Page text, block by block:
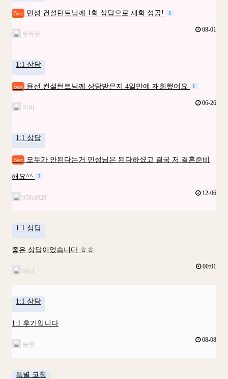
Best 민성 컨설턴트님께 1회 상담으로 재회 성공! 1
뜌뜌뜌
08-01
1:1 상담
Best 윤선 컨설턴트님께 상담받은지 4일만에 재회했어요 1
리하
06-26
1:1 상담
Best 모두가 안된다는거 민성님은 된다하셨고 결국 저 결혼준비
해요^^ 2
958c0928
12-06
1:1 상담
좋은 상담이었습니다 ㅎㅎ
애니
00:01
1:1 상담
1:1 후기입니다
승연
08-08
특별 코칭